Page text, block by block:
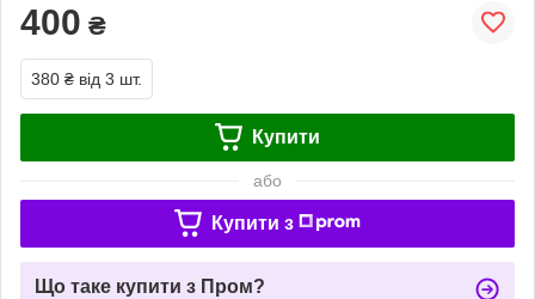
400 ₴
380 ₴ від 3 шт.
Купити
або
Купити з
Що таке купити з Пром?